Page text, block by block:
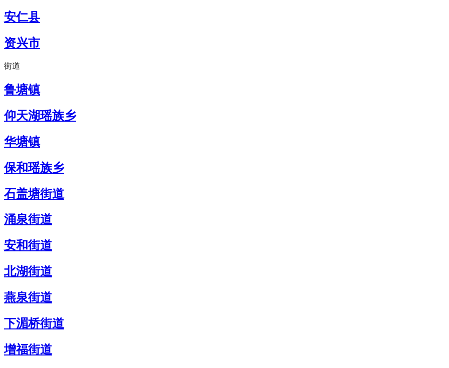
安仁县
资兴市
街道
鲁塘镇
仰天湖瑶族乡
华塘镇
保和瑶族乡
石盖塘街道
涌泉街道
安和街道
北湖街道
燕泉街道
下湄桥街道
增福街道